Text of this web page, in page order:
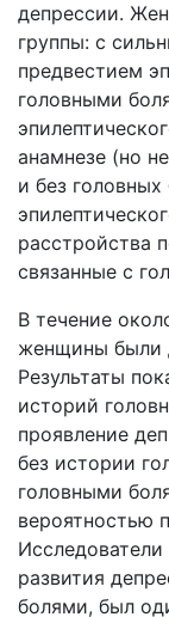
депрессии.
группы: с
предвестием
головными
анамнезе (но
и без
расстройства
связанные с
В течение
женщины были
Результаты
историй
проявление
без истории
головными
вероятностью
развития
болями, был